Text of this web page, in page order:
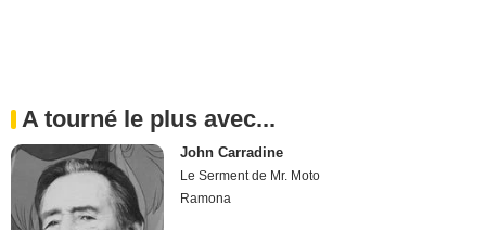
A tourné le plus avec...
John Carradine
Le Serment de Mr. Moto
Ramona